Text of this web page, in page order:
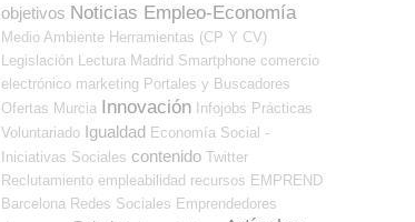
objetivos Noticias Empleo-Economía
Medio Ambiente Herramientas (CP Y CV)
Legislación
Lectura Madrid Smartphone comercio
electrónico marketing Portales y Buscadores
Ofertas Murcia Innovación Infojobs Prácticas
Voluntariado Igualdad Economía Social -
Iniciativas Sociales contenido Twitter
Reclutamiento empleabilidad recursos EMPREND
Barcelona Redes Sociales Emprendedores